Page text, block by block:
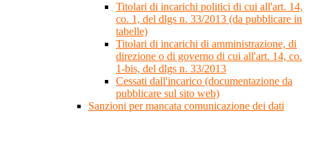
Titolari di incarichi politici di cui all'art. 14,
co. 1, del dlgs n. 33/2013 (da pubblicare in
tabelle)
Titolari di incarichi di amministrazione, di
direzione o di governo di cui all'art. 14, co.
1-bis, del dlgs n. 33/2013
Cessati dall'incarico (documentazione da
pubblicare sul sito web)
Sanzioni per mancata comunicazione dei dati